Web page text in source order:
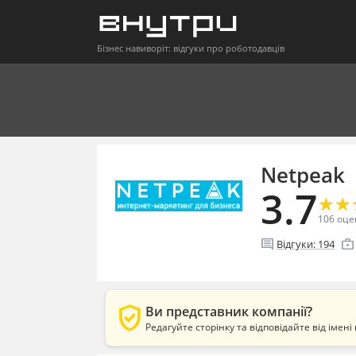
Бізнес навиворіт: відгуки про роботодавців
Netpeak
3.7★
★★
★
106
comment Відгуки: 194 enterprise
verified_user Ви представник компанії?
Редагуйте сторінку та відповідайте від імені